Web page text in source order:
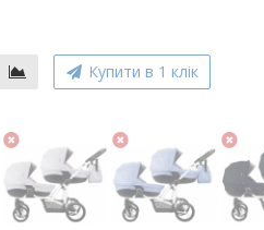
Купити в 1 клік